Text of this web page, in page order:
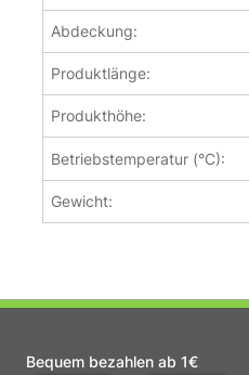
Abdeckung:
Produktlänge:
Produkthöhe:
Betriebstemperatur (°C):
Gewicht:
Bequem bezahlen ab 1€